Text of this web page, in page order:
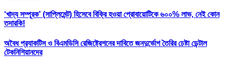
‘খাদ্য সম্পূরক’ (সাপ্লিমেন্ট) হিসেবে বিক্রি হওয়া প্রোবায়োটিকে ৬০০% লাভ, নেই কোন
তদারকি!
অবৈধ প্র‍্যাকটিস ও বিএমডিসি রেজিষ্ট্রেশনের দাবিতে জনদুর্ভোগ তৈরির চেষ্টা ডেন্টাল
টেকনিশিয়ানদের